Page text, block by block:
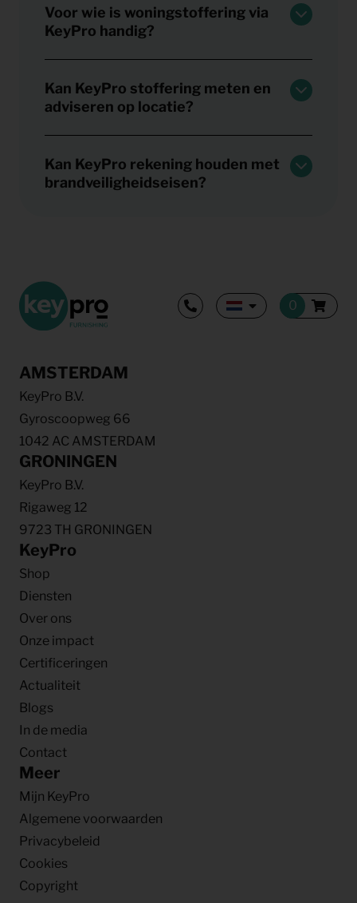
Voor wie is woningstoffering via
KeyPro handig?
Kan KeyPro stoffering meten en
adviseren op locatie?
Kan KeyPro rekening houden met
brandveiligheidseisen?
AMSTERDAM
KeyPro B.V.
Gyroscoopweg 66
1042 AC AMSTERDAM
GRONINGEN
KeyPro B.V.
Rigaweg 12
9723 TH GRONINGEN
KeyPro
Shop
Diensten
Over ons
Onze impact
Certificeringen
Actualiteit
Blogs
In de media
Contact
Meer
Mijn KeyPro
Algemene voorwaarden
Privacybeleid
Cookies
Copyright